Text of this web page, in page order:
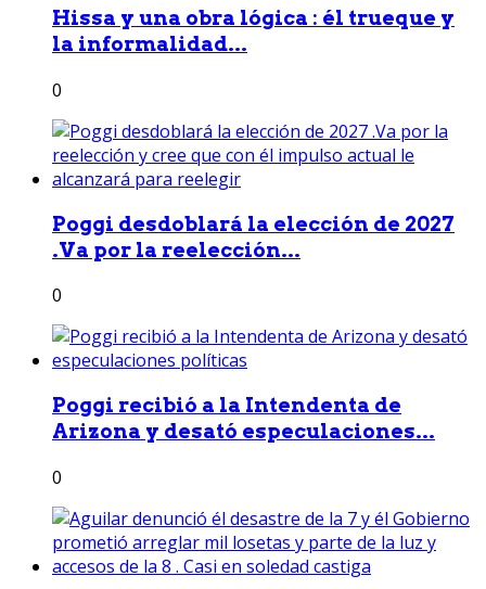
Hissa y una obra lógica : él trueque y
la informalidad...
0
Poggi desdoblará la elección de 2027
.Va por la reelección...
0
Poggi recibió a la Intendenta de
Arizona y desató especulaciones...
0